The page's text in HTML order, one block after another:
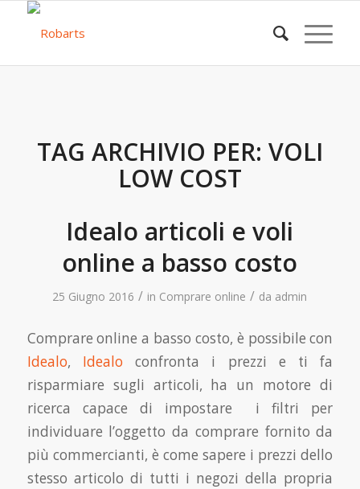
TAG ARCHIVIO PER: VOLI
LOW COST
Idealo articoli e voli
online a basso costo
25 Giugno 2016 / in Comprare online / da admin
Comprare online a basso costo, è possibile con
Idealo, Idealo confronta i prezzi e ti fa
risparmiare sugli articoli, ha un motore di
ricerca capace di impostare i filtri per
individuare l’oggetto da comprare fornito da
più commercianti, è come sapere i prezzi dello
stesso articolo di tutti i negozi della propria